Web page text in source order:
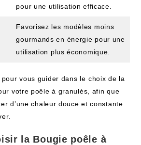
pour une utilisation‌ efficace.
Favorisez les modèles‌ moins
gourmands en énergie pour une
utilisation plus économique.
vous guider dans le ⁢choix de la
votre poêle à granulés, afin que
d’une chaleur douce et constante
la Bougie poêle à